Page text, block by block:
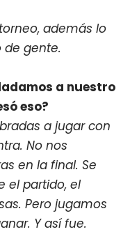
además lo
de gente.
a nuestro
eso?
a jugar con
No nos
en la final. Se
el partido, el
Pero jugamos
Y así fue.